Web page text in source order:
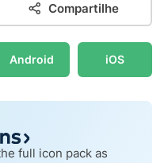
Compartilhe
Android iOS
full icon pack as